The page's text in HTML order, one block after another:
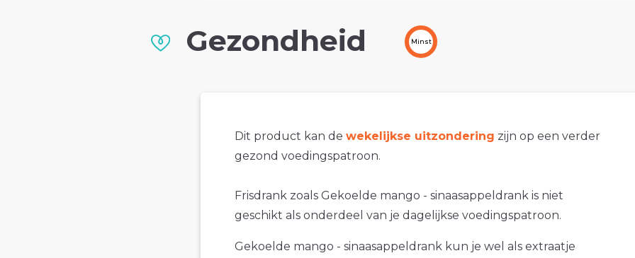
Gezondheid Minst
Dit product kan de wekelijkse uitzondering zijn op een verder
gezond voedingspatroon.
Frisdrank zoals Gekoelde mango - sinaasappeldrank is niet
geschikt als onderdeel van je dagelijkse voedingspatroon.
Gekoelde mango - sinaasappeldrank kun je wel als extraatje